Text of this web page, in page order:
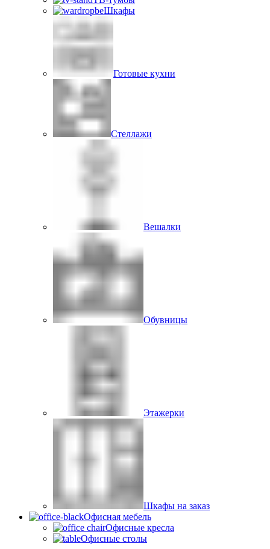
Шкафы
Готовые кухни
Стеллажи
Вешалки
Обувницы
Этажерки
Шкафы на заказ
Офисная мебель
Офисные кресла
Офисные столы